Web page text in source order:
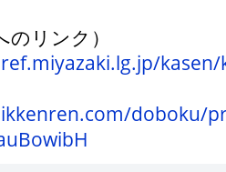
のリンク）
doboku/